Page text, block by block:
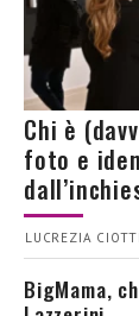
Chi è
foto e
LUCREZIA
BigMama,